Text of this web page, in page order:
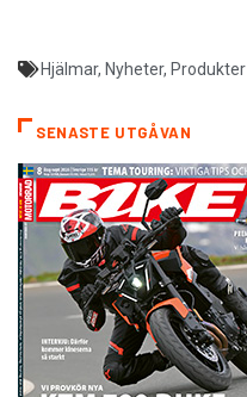
Hjälmar, Nyheter, Produkter
SENASTE UTGÅVAN